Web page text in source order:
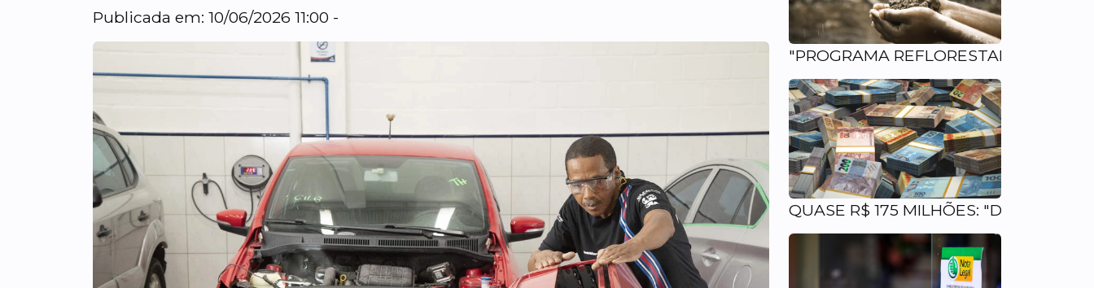
Publicada em: 10/06/2026 11:00 -
"PROGRAMA REFLORESTAR":
QUASE R$ 175 MILHÕES: "Dinheiro